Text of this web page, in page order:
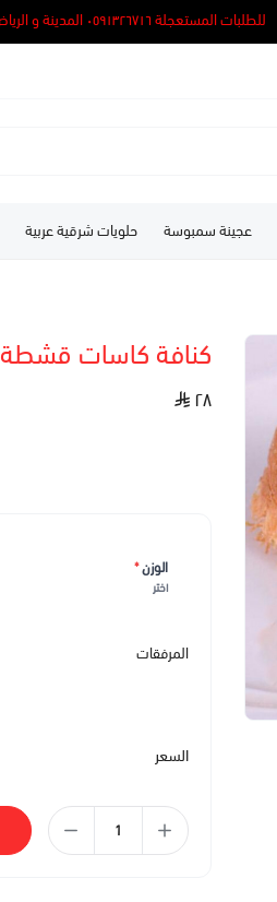
للطلبات المستعجلة ٠٥٩١٣٢٦٧١٦ المدينة و الرياض و دمام.
عجينة سمبوسة حلويات شرقية عربية
كنافة كاسات قشطة
٢٨
الوزن*
اختر
المرفقات
السعر